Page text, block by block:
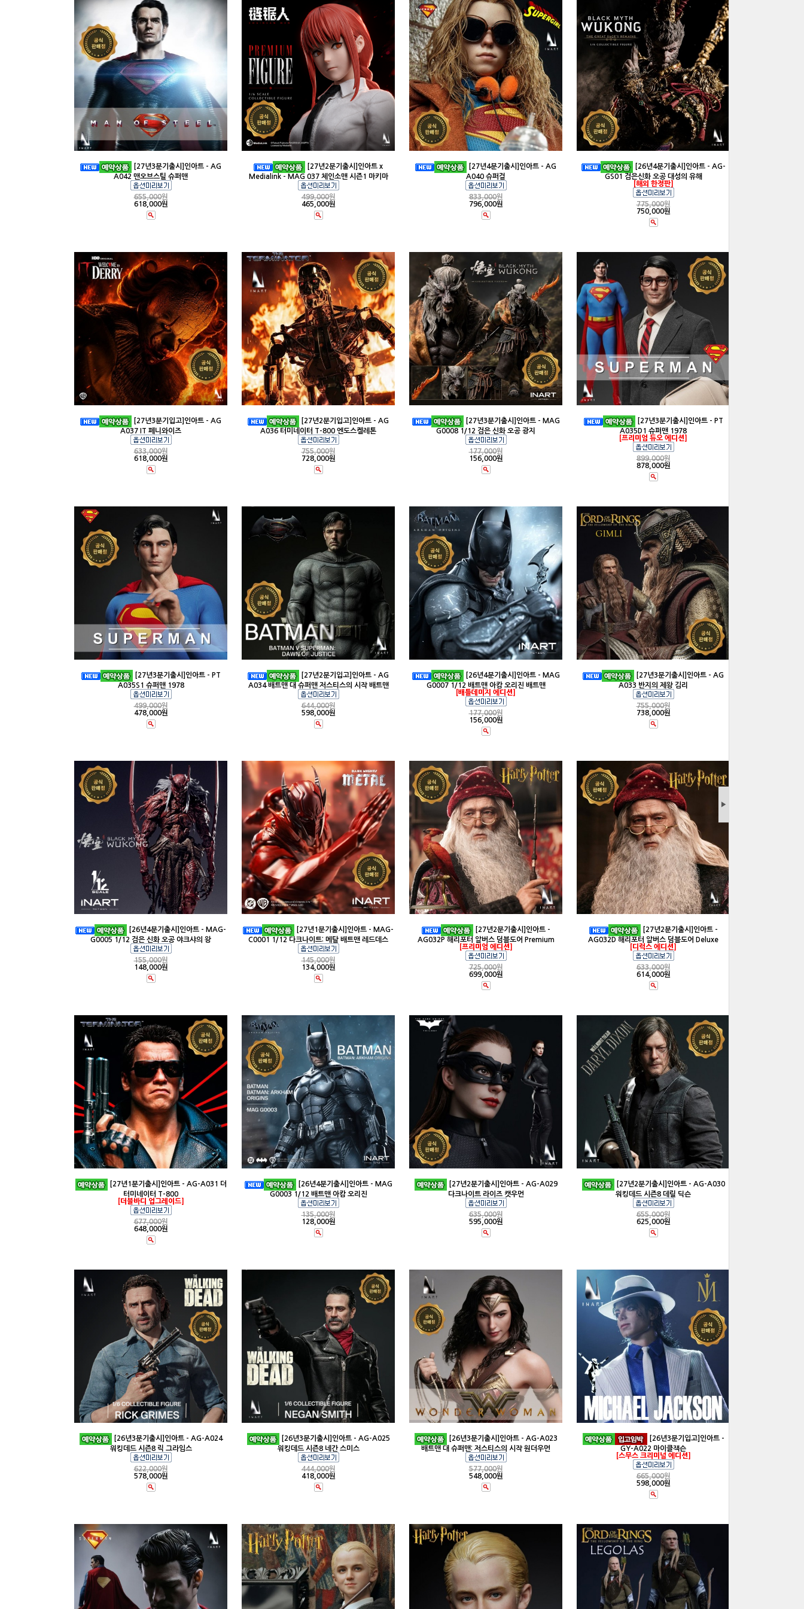
▶
[27년3분기출시]인아트 - AG
A042 맨오브스틸 슈퍼맨
655,000원
618,000원
[27년2분기출시]인아트 x
Medialink - MAG 037 체인소맨 시즌1 마키마
499,000원
465,000원
[27년4분기출시]인아트 - AG
A040 슈퍼걸
833,000원
796,000원
[26년4분기출시]인아트 - AG-
GS01 검은신화 오공 대성의 유해
[해외 한정판]
775,000원
750,000원
[27년3분기입고]인아트 - AG
A037 IT 페니와이즈
633,000원
618,000원
[27년2분기입고]인아트 - AG
A036 터미네이터 T-800 엔도스켈레톤
755,000원
728,000원
[27년3분기출시]인아트 - MAG
G0008 1/12 검은 신화 오공 광지
177,000원
156,000원
[27년3분기출시]인아트 - PT
A035D1 슈퍼맨 1978
[프리미엄 듀오 에디션]
899,000원
878,000원
[27년3분기출시]인아트 - PT
A035S1 슈퍼맨 1978
499,000원
478,000원
[27년2분기입고]인아트 - AG
A034 배트맨 대 슈퍼맨 저스티스의 시작 배트맨
644,000원
598,000원
[26년4분기출시]인아트 - MAG
G0007 1/12 배트맨 아캄 오리진 배트맨
[배틀데미지 에디션]
177,000원
156,000원
[27년3분기출시]인아트 - AG
A033 반지의 제왕 김리
755,000원
738,000원
[26년4분기출시]인아트 - MAG-
G0005 1/12 검은 신화 오공 야크샤의 왕
155,000원
148,000원
[27년1분기출시]인아트 - MAG-
C0001 1/12 다크나이트: 메탈 배트맨 레드데스
145,000원
134,000원
[27년2분기출시]인아트 -
AG032P 해리포터 알버스 덤블도어 Premium
[프리미엄 에디션]
725,000원
699,000원
[27년2분기출시]인아트 -
AG032D 해리포터 알버스 덤블도어 Deluxe
[디럭스 에디션]
633,000원
614,000원
[27년1분기출시]인아트 - AG-A031 더
터미네이터 T-800
[더블바디 업그레이드]
677,000원
648,000원
[26년4분기출시]인아트 - MAG
G0003 1/12 배트맨 아캄 오리진
135,000원
128,000원
[27년2분기출시]인아트 - AG-A029
다크나이트 라이즈 캣우먼
635,000원
595,000원
[27년2분기출시]인아트 - AG-A030
워킹데드 시즌8 데릴 딕슨
655,000원
625,000원
[26년3분기출시]인아트 - AG-A024
워킹데드 시즌8 릭 그라임스
622,000원
578,000원
[26년3분기출시]인아트 - AG-A025
워킹데드 시즌8 네간 스미스
444,000원
418,000원
[26년3분기출시]인아트 - AG-A023
배트맨 대 슈퍼맨: 저스티스의 시작 원더우먼
577,000원
548,000원
[26년3분기입고]인아트 -
GY-A022 마이클잭슨
[스무스 크리미널 에디션]
665,000원
598,000원